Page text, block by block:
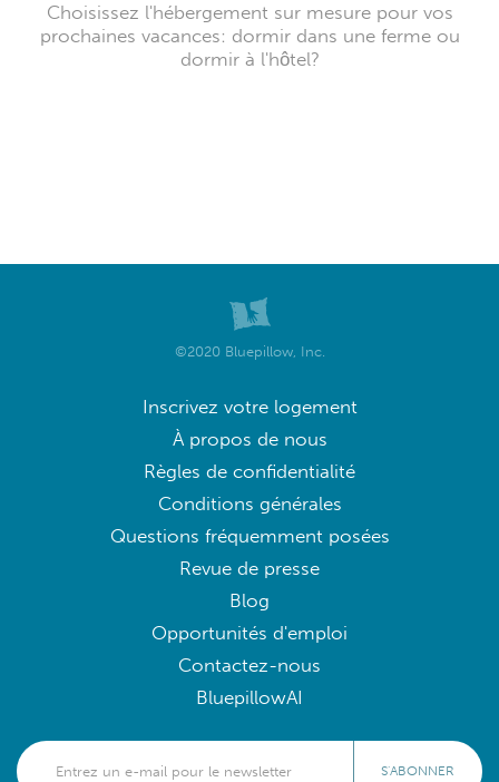
Choisissez l'hébergement sur mesure pour vos
prochaines vacances: dormir dans une ferme ou
dormir à l'hôtel?
©2020 Bluepillow, Inc.
Inscrivez votre logement
À propos de nous
Règles de confidentialité
Conditions générales
Questions fréquemment posées
Revue de presse
Blog
Opportunités d'emploi
Contactez-nous
BluepillowAI
S'ABONNER